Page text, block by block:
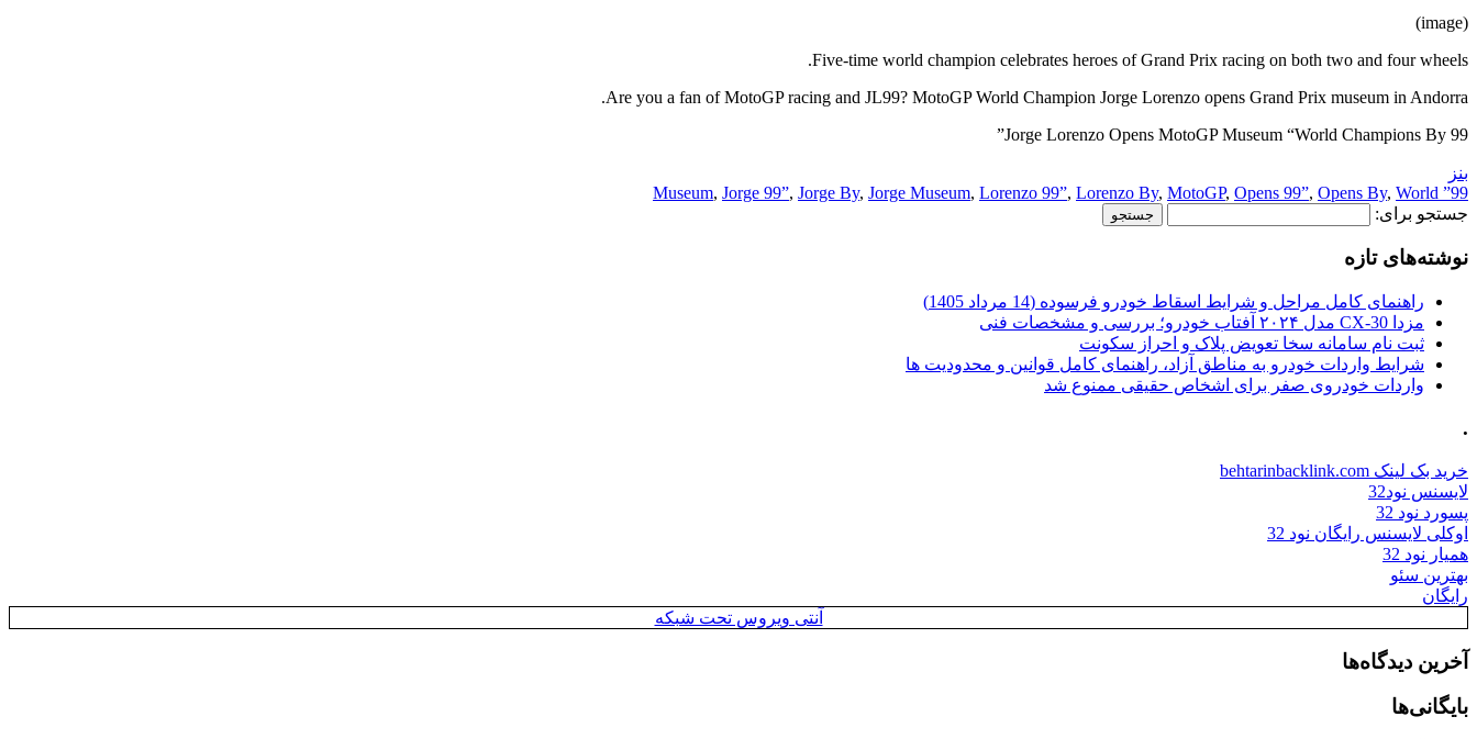
(image)
Five-time world champion celebrates heroes of Grand Prix racing on both two and four wheels.
Are you a fan of MotoGP racing and JL99? MotoGP World Champion Jorge Lorenzo opens Grand Prix museum in Andorra.
Jorge Lorenzo Opens MotoGP Museum “World Champions By 99”
بنز
99” Museum
, Jorge 99”, Jorge By, Jorge Museum, Lorenzo 99”, Lorenzo By, MotoGP, Opens 99”, Opens By, World
جستجو برای:
نوشته‌های تازه
راهنمای کامل مراحل و شرایط اسقاط خودرو فرسوده (14 مرداد 1405)
مزدا CX-30 مدل ۲۰۲۴ آفتاب خودرو؛ بررسی و مشخصات فنی
ثبت نام سامانه سخا تعویض پلاک و احراز سکونت
شرایط واردات خودرو به مناطق آزاد، راهنمای کامل قوانین و محدودیت ها
واردات خودروی صفر برای اشخاص حقیقی ممنوع شد
.
خرید بک لینک behtarinbacklink.com
لایسنس نود32
پسورد نود 32
اوکلی لایسنس رایگان نود 32
همیار نود 32
بهترین سئو
رایگان
آنتی ویروس تحت شبکه
آخرین دیدگاه‌ها
بایگانی‌ها